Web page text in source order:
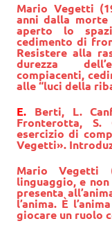
Mario Vegetti
anni dalla morte
aperto lo
cedimento di
Resistere alla
durezza
compiacenti,
alle “luci della
E.
Berti, L.
Fronterotta, S.
esercizio di
Vegetti».
Mario Vegetti
linguaggio, e
presenta
l’anima. È
giocare un ruolo